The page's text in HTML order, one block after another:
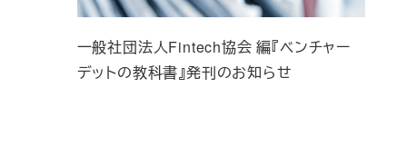
一般社団法人Fintech協会 編『ベンチャー
デットの教科書』発刊のお知らせ